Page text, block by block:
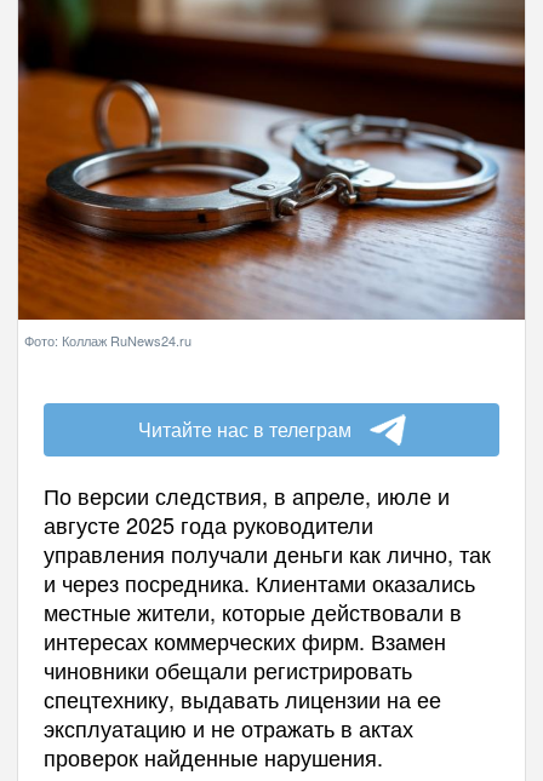
Фото: Коллаж RuNews24.ru
Читайте нас в телеграм
По версии следствия, в апреле, июле и
августе 2025 года руководители
управления получали деньги как лично, так
и через посредника. Клиентами оказались
местные жители, которые действовали в
интересах коммерческих фирм. Взамен
чиновники обещали регистрировать
спецтехнику, выдавать лицензии на ее
эксплуатацию и не отражать в актах
проверок найденные нарушения.